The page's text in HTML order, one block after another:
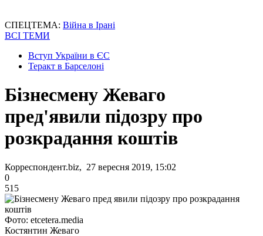
СПЕЦТЕМА: Війна в Ірані
ВСІ ТЕМИ
Вступ України в ЄС
Теракт в Барселоні
Бізнесмену Жеваго
пред'явили підозру про
розкрадання коштів
Корреспондент.biz, 27 вересня 2019, 15:02
0
515
Фото: etcetera.media
Костянтин Жеваго